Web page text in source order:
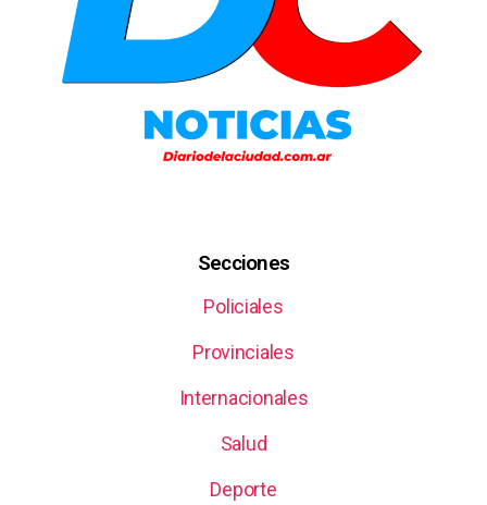
Secciones
Policiales
Provinciales
Internacionales
Salud
Deporte